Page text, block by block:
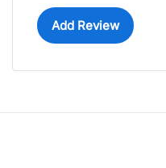
Add Review